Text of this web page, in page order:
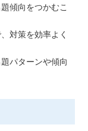
傾向をつかむこ
対策を効率よく
パターンや傾向